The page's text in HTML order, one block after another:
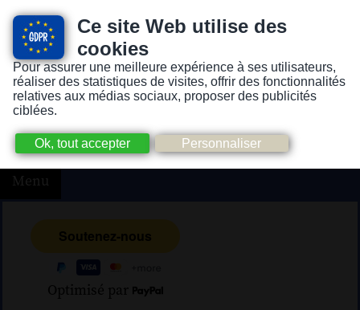
Ce site Web utilise des
cookies
Pour assurer une meilleure expérience à ses utilisateurs,
réaliser des statistiques de visites, offrir des fonctionnalités
relatives aux médias sociaux, proposer des publicités
ciblées.
Version pour personnes mal-voyantes ou non-voyantes
Menu
Optimisé par